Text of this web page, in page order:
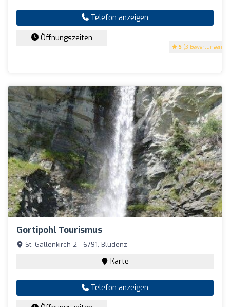
5 (3 Bewertungen)
Telefon anzeigen
Öffnungszeiten
Gortipohl Tourismus
St. Gallenkirch 2 - 6791, Bludenz
Karte
Telefon anzeigen